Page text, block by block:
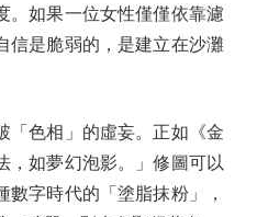
。如果一位女性僅僅依靠濾
信是脆弱的，是建立在沙灘
色相」的虛妄。正如《金
，如夢幻泡影。」修圖可以
字時代的「塗脂抹粉」，